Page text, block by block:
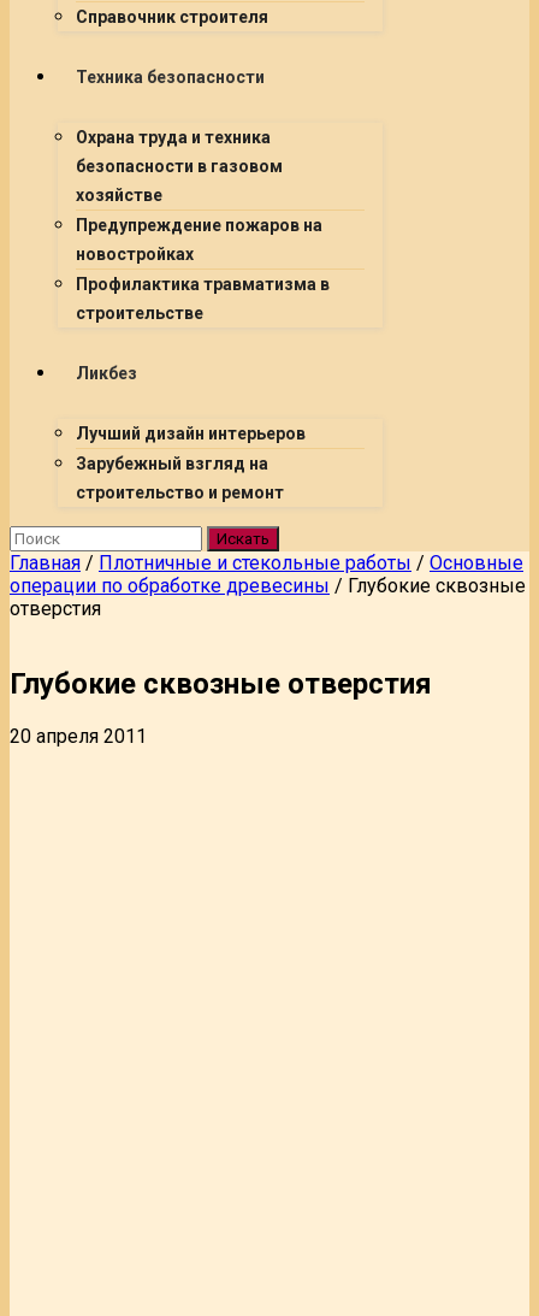
Справочник строителя
Техника безопасности
Охрана труда и техника
безопасности в газовом
хозяйстве
Предупреждение пожаров на
новостройках
Профилактика травматизма в
строительстве
Ликбез
Лучший дизайн интерьеров
Зарубежный взгляд на
строительство и ремонт
Искать
Главная / Плотничные и стекольные работы / Основные
операции по обработке древесины / Глубокие сквозные
отверстия
Глубокие сквозные отверстия
20 апреля 2011